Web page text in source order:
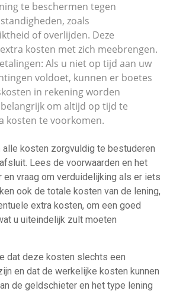
te beschermen tegen
zoals
of overlijden. Deze
kosten met zich meebrengen.
Als u niet op tijd aan uw
voldoet, kunnen er boetes
in rekening worden
om altijd op tijd te
kosten te voorkomen.
kosten zorgvuldig te bestuderen
Lees de voorwaarden en het
en vraag om verduidelijking als er iets
ook de totale kosten van de lening,
extra kosten, om een goed
u uiteindelijk zult moeten
dat deze kosten slechts een
en dat de werkelijke kosten kunnen
de geldschieter en het type lening